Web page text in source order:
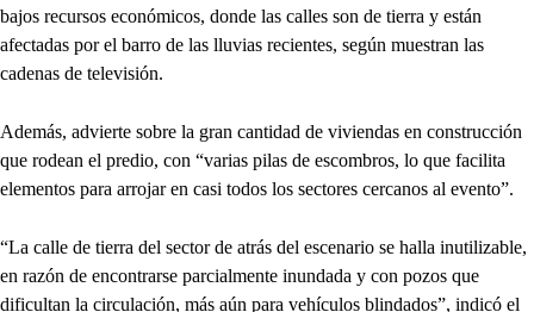
bajos recursos económicos, donde las calles son de tierra y están
afectadas por el barro de las lluvias recientes, según muestran las
cadenas de televisión.
Además, advierte sobre la gran cantidad de viviendas en construcción
que rodean el predio, con “varias pilas de escombros, lo que facilita
elementos para arrojar en casi todos los sectores cercanos al evento”.
“La calle de tierra del sector de atrás del escenario se halla inutilizable,
en razón de encontrarse parcialmente inundada y con pozos que
dificultan la circulación, más aún para vehículos blindados”, indicó el